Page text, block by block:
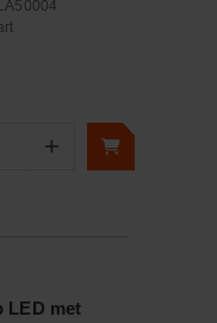
LA50004
+
LED met